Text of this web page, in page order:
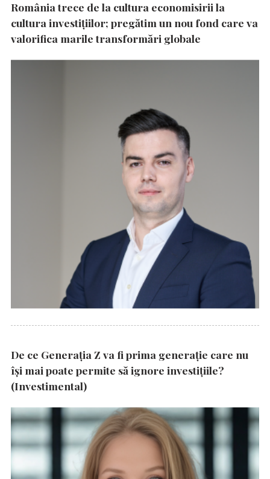
România trece de la cultura economisirii la
cultura investițiilor; pregătim un nou fond care va
valorifica marile transformări globale
De ce Generația Z va fi prima generație care nu
își mai poate permite să ignore investițiile?
(Investimental)